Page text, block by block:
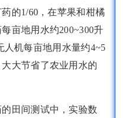
的1/60，在苹果和柑橘
亩地用水约200~300升
人机每亩地用水量约4~5
大节省了农业用水的
田间测试中，实验数